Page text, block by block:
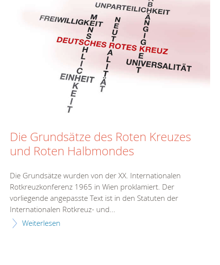
Die Grundsätze des Roten Kreuzes
und Roten Halbmondes
Die Grundsätze wurden von der XX. Internationalen
Rotkreuzkonferenz 1965 in Wien proklamiert. Der
vorliegende angepasste Text ist in den Statuten der
Internationalen Rotkreuz- und...
Weiterlesen